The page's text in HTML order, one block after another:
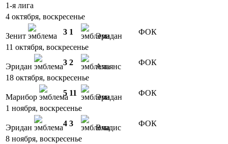
1-я лига
4 октября, воскресенье
Зенит 3 1 Эридан
ФОК
11 октября, воскресенье
Эридан 3 2 Альянс
ФОК
18 октября, воскресенье
Марибор 5 11 Эридан
ФОК
1 ноября, воскресенье
Эридан 4 3 Владис
ФОК
8 ноября, воскресенье